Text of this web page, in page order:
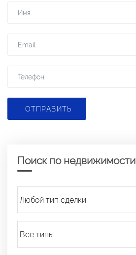
ОТПРАВИТЬ
Поиск по недвижимости